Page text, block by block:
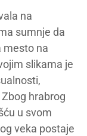
na
sumnje da
mesto na
slikama je
hrabrog
u svom
veka postaje